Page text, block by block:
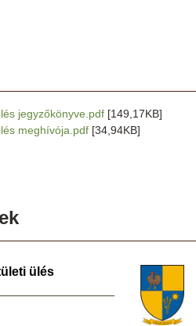
jegyzőkönyve.pdf [149,17KB]
meghívója.pdf [34,94KB]
ülés